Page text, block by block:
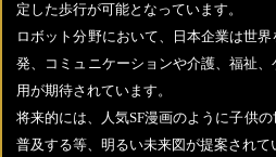
定した歩行が可能となっています。
ロボット分野において、日本企業は世
発、コミュニケーションや介護、福祉
用が期待されています。
将来的には、人気SF漫画のように子供
普及する等、明るい未来図が提案されて